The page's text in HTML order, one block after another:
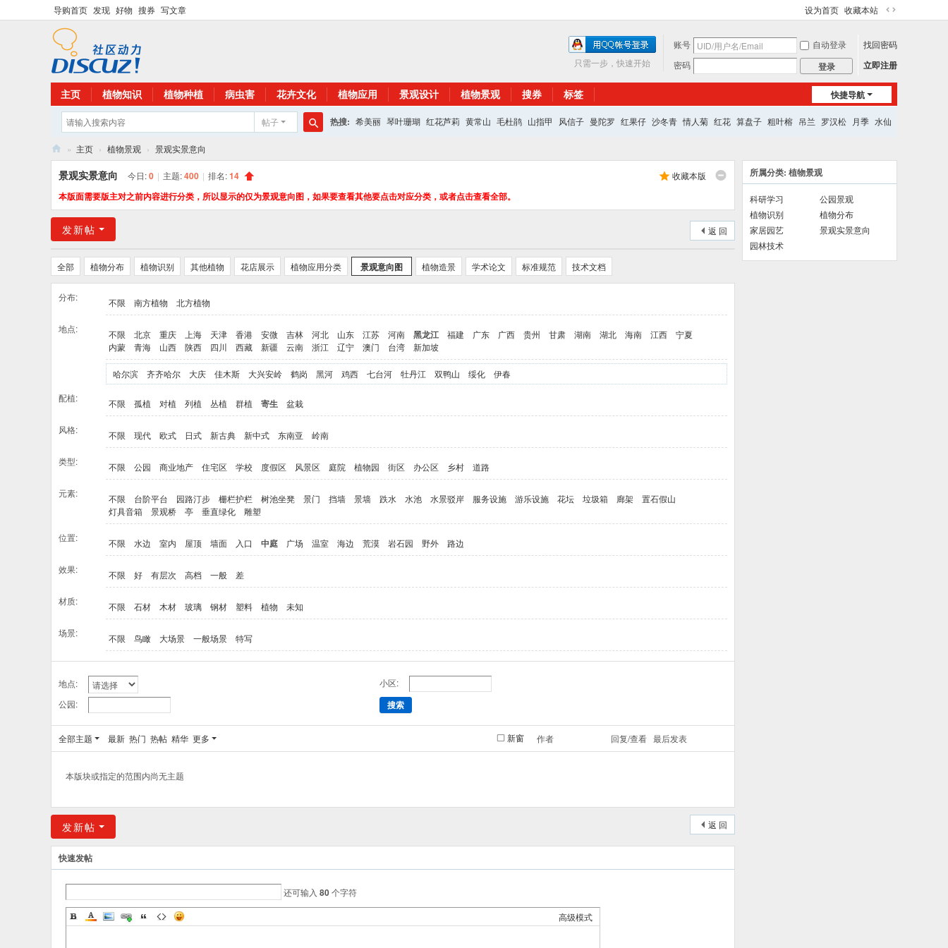
导购首页 发现 好物 搜券 写文章 设为首页 收藏本站
切
到
宽
版
账号 自动登录
找回密码
密码
登录 立即注册
只需一步，快速开始
快捷导航
主页 植物知识 植物种植 病虫害 花卉文化 植物应用 景观设计 植物景观 搜券 标签
帖子
索
热搜: 希美丽 琴叶珊瑚 红花芦莉 黄常山 毛杜鹃 山指甲 风信子 曼陀罗 红果仔 沙冬青 情人菊 红花 算盘子 粗叶榕 吊兰 罗汉松 月季 水仙
花
植
» 主页 › 植物景观 › 景观实景意向
收藏本版
景观实景意向 今日:0 | 主题:400 | 排名:14
本版面需要版主对之前内容进行分类，所以显示的仅为景观意向图，如果要查看其他要点击对应分类，或者点击查看全部。
返 回
发新帖
全部 植物分布 植物识别 其他植物 花店展示 植物应用分类 景观意向图 植物造景 学术论文 标准规范 技术文档
分布: 不限 南方植物 北方植物
地点: 不限 北京 重庆 上海 天津 香港 安微 吉林 河北 山东 江苏 河南 黑龙江 福建 广东 广西 贵州 甘肃 湖南 湖北 海南 江西
宁夏
内蒙
青海 山西 陕西 四川 西藏 新疆 云南 浙江 辽宁 澳门 台湾 新加坡
哈尔滨 齐齐哈尔 大庆 佳木斯 大兴安岭 鹤岗 黑河 鸡西 七台河 牡丹江 双鸭山 绥化
伊春
配植:
不限 孤植 对植 列植 丛植 群植 寄生 盆栽
风格: 不限 现代 欧式 日式 新古典 新中式 东南亚 岭南
类型: 不限 公园 商业地产 住宅区 学校 度假区 风景区 庭院 植物园 街区 办公区 乡村 道路
元素: 不限 台阶平台 园路汀步 栅栏护栏 树池坐凳 景门 挡墙 景墙 跌水 水池 水景驳岸 服务设施 游乐设施 花坛 垃圾箱 廊架
置石假山
灯具音箱
景观桥 亭 垂直绿化 雕塑
位置: 不限 水边 室内 屋顶 墙面 入口 中庭 广场 温室 海边 荒漠 岩石园 野外 路边
效果: 不限 好 有层次 高档 一般 差
材质: 不限 石材 木材 玻璃 钢材 塑料 植物 未知
场景: 不限 鸟瞰 大场景 一般场景 特写
地点:
小区:
公园:
搜索
新窗
全部主题 最新 热门 热帖 精华 更多 作者 回复/查看 最后发表
本版块或指定的范围内尚无主题
返 回
发新帖
快速发帖
还可输入 80个字符
高级模式
所属分类: 植物景观
科研学习
公园景观
植物识别
植物分布
家居园艺
景观实景意向
园林技术